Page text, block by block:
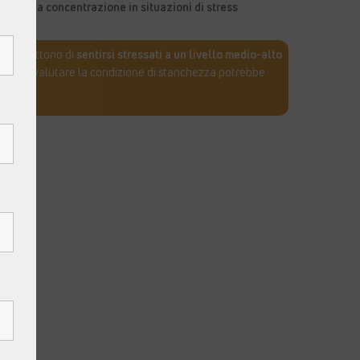
e la concentrazione in situazioni di stress
ammettono di sentirsi stressati a un livello medio-alto
Sottovalutare la condizione di stanchezza potrebbe